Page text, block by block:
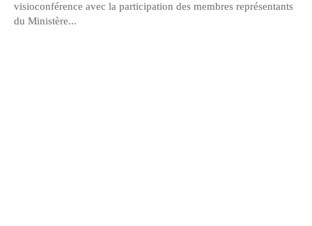
visioconférence avec la participation des membres représentants
du Ministère...